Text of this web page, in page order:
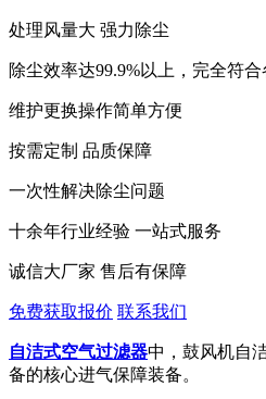
处理风量大 强力除尘
除尘效率达99.9%以上，完全符
维护更换操作简单方便
按需定制 品质保障
一次性解决除尘问题
十余年行业经验 一站式服务
诚信大厂家 售后有保障
免费获取报价 联系我们
自洁式空气过滤器中，鼓风机自
备的核心进气保障装备。